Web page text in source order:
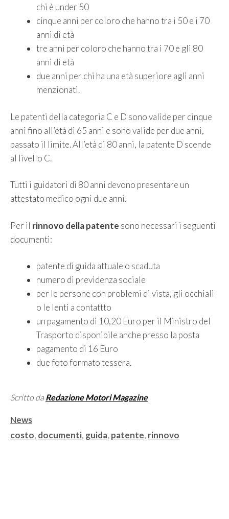
chi è under 50
cinque anni per coloro che hanno tra i 50 e i 70
anni di età
tre anni per coloro che hanno tra i 70 e gli 80
anni di età
due anni per chi ha una età superiore agli anni
menzionati.
Le patenti della categoria C e D sono valide per cinque
anni fino all’età di 65 anni e sono valide per due anni,
passato il limite. All’età di 80 anni, la patente D scende
al livello C.
Tutti i guidatori di 80 anni devono presentare un
attestato medico ogni due anni.
Per il rinnovo della patente sono necessari i seguenti
documenti:
patente di guida attuale o scaduta
numero di previdenza sociale
per le persone con problemi di vista, gli occhiali
o le lenti a contattto
un pagamento di 10,20 Euro per il Ministro del
Trasporto disponibile anche presso la posta
pagamento di 16 Euro
due foto formato tessera.
Scritto da Redazione Motori Magazine
Categorie
News
Tag
costo, documenti, guida, patente, rinnovo